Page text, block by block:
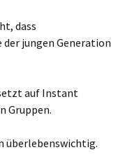
dass
jungen Generation
auf Instant
Gruppen.
überlebenswichtig.